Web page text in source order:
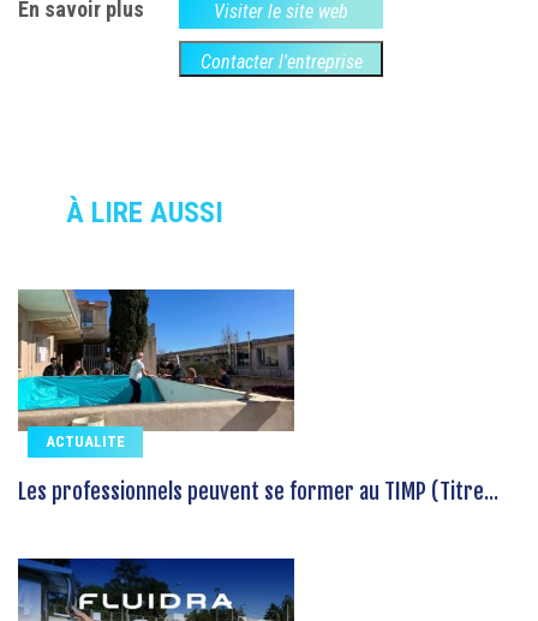
En savoir plus Visiter le site web
Contacter l'entreprise
À LIRE AUSSI
ACTUALITE
Les professionnels peuvent se former au TIMP (Titre...